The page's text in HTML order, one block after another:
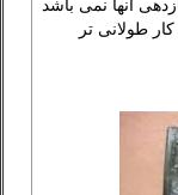
طولانی تر